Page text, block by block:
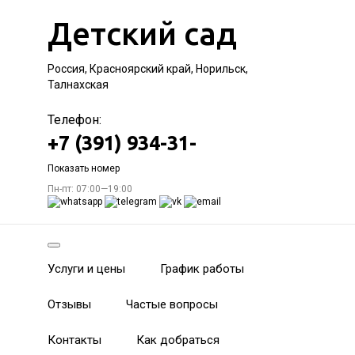
Детский сад
Россия, Красноярский край, Норильск,
Талнахская
Телефон:
+7 (391) 934-31-
Показать номер
Пн-пт: 07:00—19:00
Услуги и цены График работы
Отзывы Частые вопросы
Контакты Как добраться